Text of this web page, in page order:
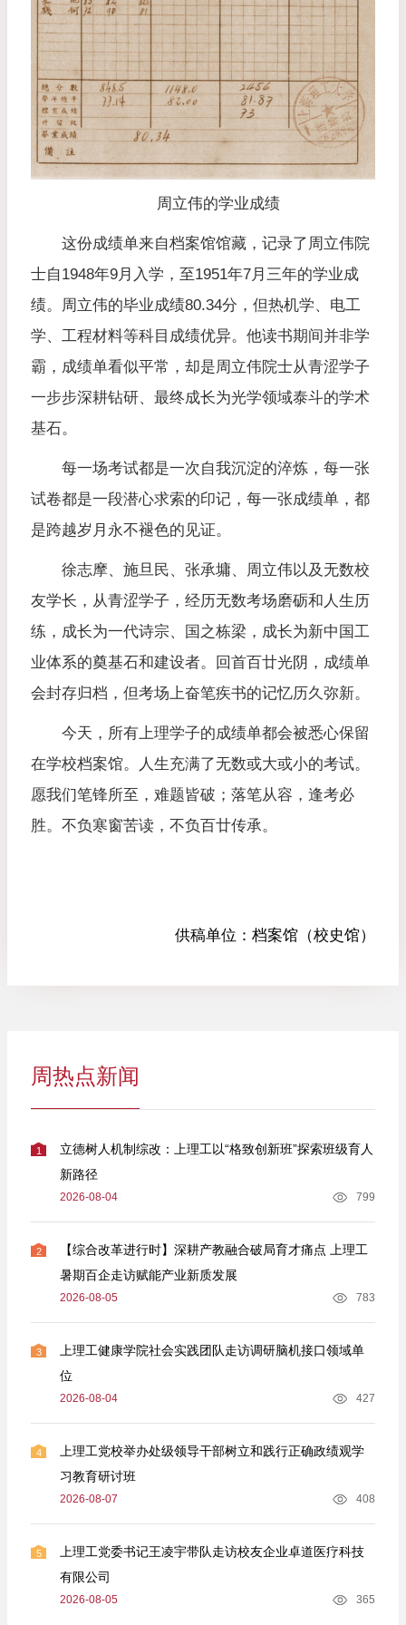
周立伟的学业成绩
这份成绩单来自档案馆馆藏，记录了周立伟院
士自1948年9月入学，至1951年7月三年的学业成
绩。周立伟的毕业成绩80.34分，但热机学、电工
学、工程材料等科目成绩优异。他读书期间并非学
霸，成绩单看似平常，却是周立伟院士从青涩学子
一步步深耕钻研、最终成长为光学领域泰斗的学术
基石。
每一场考试都是一次自我沉淀的淬炼，每一张
试卷都是一段潜心求索的印记，每一张成绩单，都
是跨越岁月永不褪色的见证。
徐志摩、施旦民、张承墉、周立伟以及无数校
友学长，从青涩学子，经历无数考场磨砺和人生历
练，成长为一代诗宗、国之栋梁，成长为新中国工
业体系的奠基石和建设者。回首百廿光阴，成绩单
会封存归档，但考场上奋笔疾书的记忆历久弥新。
今天，所有上理学子的成绩单都会被悉心保留
在学校档案馆。人生充满了无数或大或小的考试。
愿我们笔锋所至，难题皆破；落笔从容，逢考必
胜。不负寒窗苦读，不负百廿传承。
供稿单位： 档案馆（校史馆）
周热点新闻
1
立德树人机制综改：上理工以“格致创新班”探索班级育人
新路径
2026-08-04 799
2
【综合改革进行时】深耕产教融合破局育才痛点 上理工
暑期百企走访赋能产业新质发展
2026-08-05 783
3
上理工健康学院社会实践团队走访调研脑机接口领域单
位
2026-08-04 427
4
上理工党校举办处级领导干部树立和践行正确政绩观学
习教育研讨班
2026-08-07 408
5
上理工党委书记王凌宇带队走访校友企业卓道医疗科技
有限公司
2026-08-05 365